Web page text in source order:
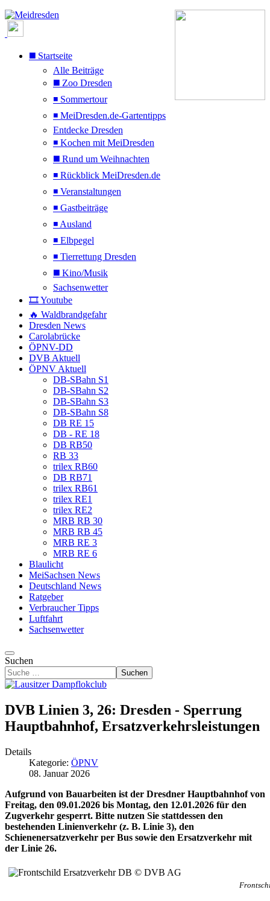
◼️ Startseite
Alle Beiträge
◼️ Zoo Dresden
◾ Sommertour
◾ MeiDresden.de-Gartentipps
Entdecke Dresden
◾ Kochen mit MeiDresden
◼️ Rund um Weihnachten
◾ Rückblick MeiDresden.de
◾ Veranstaltungen
◾ Gastbeiträge
◾ Ausland
◾ Elbpegel
◾ Tierrettung Dresden
◼️ Kino/Musik
Sachsenwetter
🎞️ Youtube
🔥 Waldbrandgefahr
Dresden News
Carolabrücke
ÖPNV-DD
DVB Aktuell
ÖPNV Aktuell
DB-SBahn S1
DB-SBahn S2
DB-SBahn S3
DB-SBahn S8
DB RE 15
DB - RE 18
DB RB50
RB 33
trilex RB60
DB RB71
trilex RB61
trilex RE1
trilex RE2
MRB RB 30
MRB RB 45
MRB RE 3
MRB RE 6
Blaulicht
MeiSachsen News
Deutschland News
Ratgeber
Verbraucher Tipps
Luftfahrt
Sachsenwetter
Suchen
Suchen
DVB Linien 3, 26: Dresden - Sperrung
Hauptbahnhof, Ersatzverkehrsleistungen
Details
Kategorie: ÖPNV
08. Januar 2026
Aufgrund von Bauarbeiten ist der Dresdner Hauptbahnhof von
Freitag, den 09.01.2026 bis Montag, den 12.01.2026 für den
Zugverkehr gesperrt. Bitte nutzen Sie stattdessen den
bestehenden Linienverkehr (z. B. Linie 3), den
Schienenersatzverkehr per Bus sowie den Ersatzverkehr mit
der Linie 26.